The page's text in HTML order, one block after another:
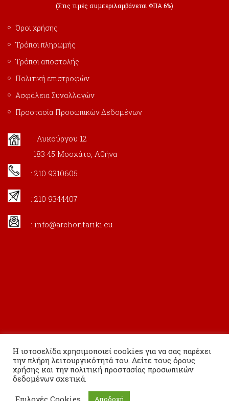
(Στις τιμές συμπεριλαμβάνεται ΦΠΑ 6%)
Όροι χρήσης
Τρόποι πληρωμής
Τρόποι αποστολής
Πολιτική επιστροφών
Ασφάλεια Συναλλαγών
Προστασία Προσωπικών Δεδομένων
: Λυκούργου 12
183 45 Μοσχάτο, Αθήνα
: 210 9310605
: 210 9344407
: info@archontariki.eu
Η ιστοσελίδα χρησιμοποιεί cookies για να σας παρέχει
την πλήρη λειτουργικότητά του. Δείτε τους όρους
χρήσης και την πολιτική προστασίας προσωπικών
δεδομένων σχετικά.
Επιλογές Cookies Αποδοχή